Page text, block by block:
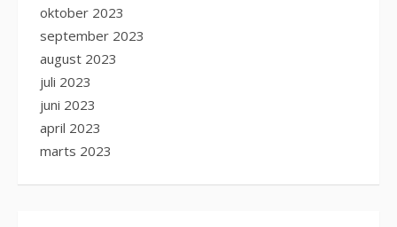
oktober 2023
september 2023
august 2023
juli 2023
juni 2023
april 2023
marts 2023